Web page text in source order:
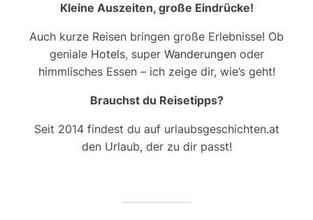
Kleine Auszeiten, große Eindrücke!
Auch kurze Reisen bringen große Erlebnisse! Ob
geniale Hotels, super Wanderungenoder
himmlisches Essen – ich zeige dir, wie’s geht!
Brauchst du Reisetipps?
Seit 2014 findest du auf urlaubsgeschichten.at
den Urlaub, der zu dir passt!